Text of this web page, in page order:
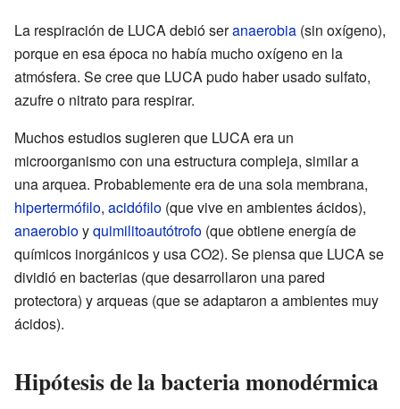
La respiración de LUCA debió seranaerobia (sin oxígeno),
porque en esa época no había mucho oxígeno en la
atmósfera. Se cree que LUCA pudo haber usado sulfato,
azufre o nitrato para respirar.
Muchos estudios sugieren que LUCA era un
microorganismo con una estructura compleja, similar a
una arquea. Probablemente era de una sola membrana,
hipertermófilo, acidófilo (que vive en ambientes ácidos),
anaerobioyquimilitoautótrofo (que obtiene energía de
químicos inorgánicos y usa CO2). Se piensa que LUCA se
dividió en bacterias (que desarrollaron una pared
protectora) y arqueas (que se adaptaron a ambientes muy
ácidos).
Hipótesis de la bacteria monodérmica